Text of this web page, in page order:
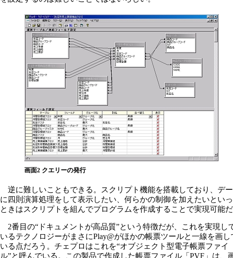
画面2 クエリーの発行
逆に難しいこともできる。スクリプト機能を搭載しており、デ
に四則演算処理をして表示したい、何らかの制御を加えたいとい
ときはスクリプトを組んでプログラムを作成することで実現可能だ
2番目の“ドキュメントが高品質”という特徴だが、これを実現し
いるテクノロジーがまさにPlay@がほかの帳票ツールと一線を画し
いる点だろう。チェプロはこれを“オブジェクト型電子帳票ファイ
ル”と呼んでいる。この製品で作成した帳票ファイル「PVF」は、